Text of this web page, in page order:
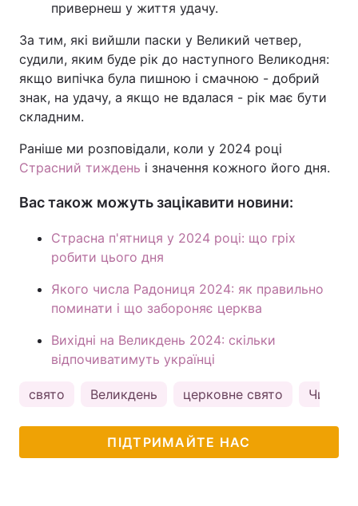
привернеш у життя удачу.
За тим, які вийшли паски у Великий четвер,
судили, яким буде рік до наступного Великодня:
якщо випічка була пишною і смачною - добрий
знак, на удачу, а якщо не вдалася - рік має бути
складним.
Раніше ми розповідали, коли у 2024 році
Страсний тиждень і значення кожного його дня.
Вас також можуть зацікавити новини:
Страсна п'ятниця у 2024 році: що гріх
робити цього дня
Якого числа Радониця 2024: як правильно
поминати і що забороняє церква
Вихідні на Великдень 2024: скільки
відпочиватимуть українці
свято Великдень церковне свято
ПІДТРИМАЙТЕ НАС